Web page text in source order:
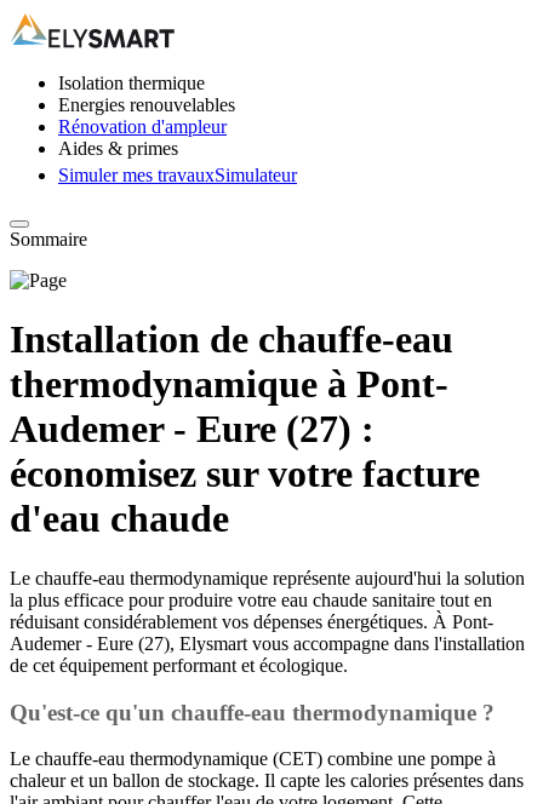
Isolation thermique
Energies renouvelables
Rénovation d'ampleur
Aides & primes
Simuler mes travauxSimulateur
Sommaire
Installation de chauffe-eau
thermodynamique à Pont-
Audemer - Eure (27) :
économisez sur votre facture
d'eau chaude
Le chauffe-eau thermodynamique représente aujourd'hui la solution
la plus efficace pour produire votre eau chaude sanitaire tout en
réduisant considérablement vos dépenses énergétiques. À Pont-
Audemer - Eure (27), Elysmart vous accompagne dans l'installation
de cet équipement performant et écologique.
Qu'est-ce qu'un chauffe-eau thermodynamique ?
Le chauffe-eau thermodynamique (CET) combine une pompe à
chaleur et un ballon de stockage. Il capte les calories présentes dans